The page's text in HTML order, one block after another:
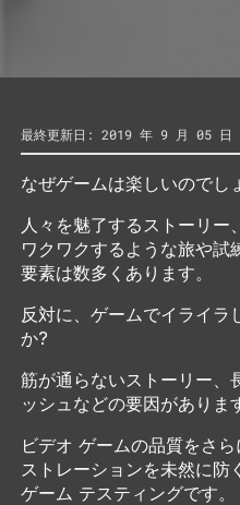
最終更新日: 2019 年 9 月 05 日
なぜゲームは楽しいのでし
人々を魅了するストーリー
ワクワクするような旅や試
要素は数多くあります。
反対に、ゲームでイライラ
か?
筋が通らないストーリー、
ッシュなどの要因がありま
ビデオ ゲームの品質をさ
ストレーションを未然に防
ゲーム テスティングです。